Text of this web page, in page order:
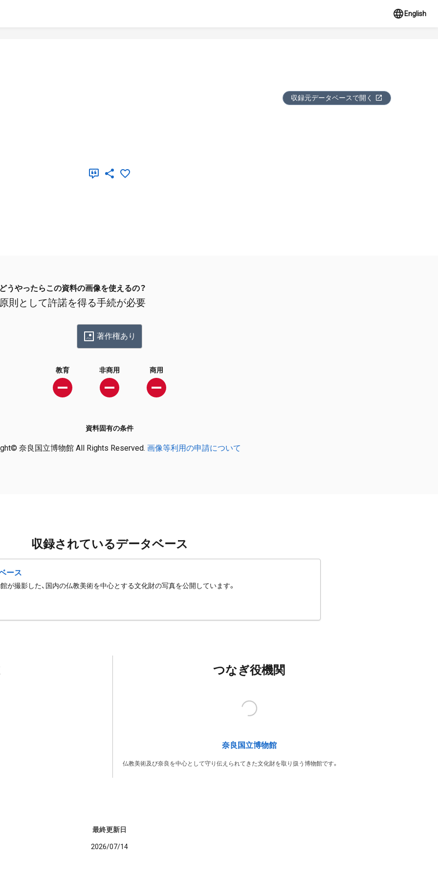
English
収録元データベースで開く
どうやったらこの資料の画像を使えるの？
原則として許諾を得る手続が必要
著作権あり
教育 非商用 商用
資料固有の条件
奈良国立博物館 All Rights Reserved. 画像等利用の申請について
収録されているデータベース
ース
が撮影した、国内の仏教美術を中心とする文化財の写真を公開しています。
つなぎ役機関
奈良国立博物館
仏教美術及び奈良を中心として守り伝えられてきた文化財を取り扱う博物館です。
最終更新日
2026/07/14